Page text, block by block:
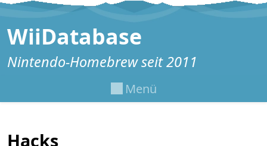
Zum Inhalt springen
WiiDatabase
Nintendo-Homebrew seit 2011
Menü
Hacks